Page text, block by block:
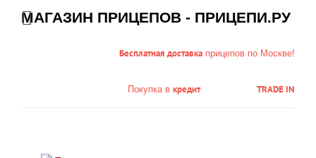
МАГАЗИН ПРИЦЕПОВ - ПРИЦЕПИ.РУ
Бесплатная доставка прицепов по Москве!
TRADE IN
Покупка в кредит